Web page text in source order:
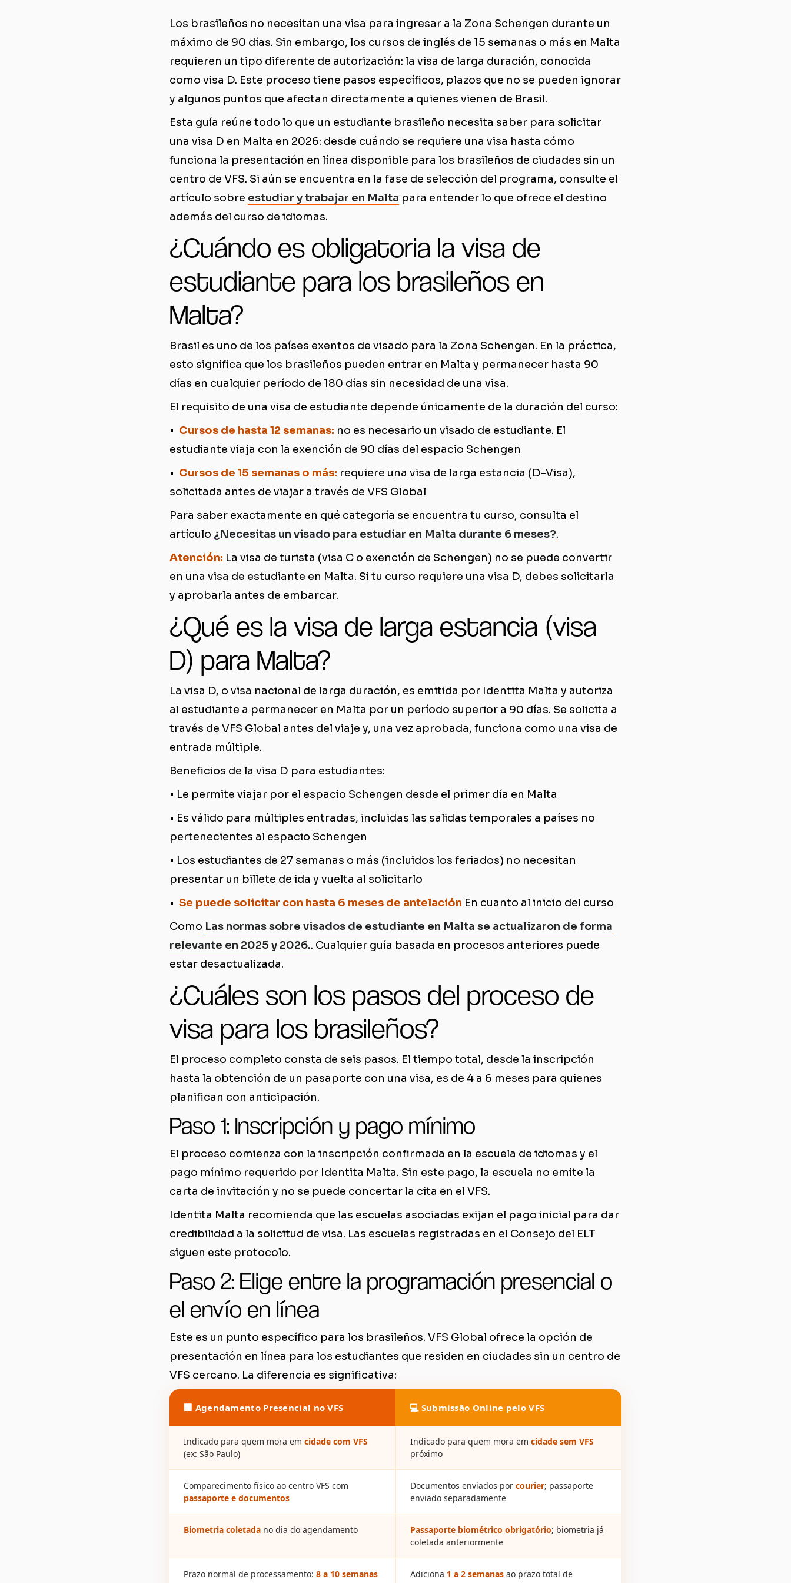
Los brasileños no necesitan una visa para ingresar a la Zona Schengen durante un
máximo de 90 días. Sin embargo, los cursos de inglés de 15 semanas o más en Malta
requieren un tipo diferente de autorización: la visa de larga duración, conocida
como visa D. Este proceso tiene pasos específicos, plazos que no se pueden ignorar
y algunos puntos que afectan directamente a quienes vienen de Brasil.
Esta guía reúne todo lo que un estudiante brasileño necesita saber para solicitar
una visa D en Malta en 2026: desde cuándo se requiere una visa hasta cómo
funciona la presentación en línea disponible para los brasileños de ciudades sin un
centro de VFS. Si aún se encuentra en la fase de selección del programa, consulte el
artículo sobre estudiar y trabajar en Malta para entender lo que ofrece el destino
además del curso de idiomas.
¿Cuándo es obligatoria la visa de
estudiante para los brasileños en
Malta?
Brasil es uno de los países exentos de visado para la Zona Schengen. En la práctica,
esto significa que los brasileños pueden entrar en Malta y permanecer hasta 90
días en cualquier período de 180 días sin necesidad de una visa.
El requisito de una visa de estudiante depende únicamente de la duración del curso:
• Cursos de hasta 12 semanas: no es necesario un visado de estudiante. El
estudiante viaja con la exención de 90 días del espacio Schengen
• Cursos de 15 semanas o más: requiere una visa de larga estancia (D-Visa),
solicitada antes de viajar a través de VFS Global
Para saber exactamente en qué categoría se encuentra tu curso, consulta el
artículo ¿Necesitas un visado para estudiar en Malta durante 6 meses?.
Atención: La visa de turista (visa C o exención de Schengen) no se puede convertir
en una visa de estudiante en Malta. Si tu curso requiere una visa D, debes solicitarla
y aprobarla antes de embarcar.
¿Qué es la visa de larga estancia (visa
D) para Malta?
La visa D, o visa nacional de larga duración, es emitida por Identita Malta y autoriza
al estudiante a permanecer en Malta por un período superior a 90 días. Se solicita a
través de VFS Global antes del viaje y, una vez aprobada, funciona como una visa de
entrada múltiple.
Beneficios de la visa D para estudiantes:
• Le permite viajar por el espacio Schengen desde el primer día en Malta
• Es válido para múltiples entradas, incluidas las salidas temporales a países no
pertenecientes al espacio Schengen
• Los estudiantes de 27 semanas o más (incluidos los feriados) no necesitan
presentar un billete de ida y vuelta al solicitarlo
• Se puede solicitar con hasta 6 meses de antelación En cuanto al inicio del curso
Como Las normas sobre visados de estudiante en Malta se actualizaron de forma
relevante en 2025 y 2026.. Cualquier guía basada en procesos anteriores puede
estar desactualizada.
¿Cuáles son los pasos del proceso de
visa para los brasileños?
El proceso completo consta de seis pasos. El tiempo total, desde la inscripción
hasta la obtención de un pasaporte con una visa, es de 4 a 6 meses para quienes
planifican con anticipación.
Paso 1: Inscripción y pago mínimo
El proceso comienza con la inscripción confirmada en la escuela de idiomas y el
pago mínimo requerido por Identita Malta. Sin este pago, la escuela no emite la
carta de invitación y no se puede concertar la cita en el VFS.
Identita Malta recomienda que las escuelas asociadas exijan el pago inicial para dar
credibilidad a la solicitud de visa. Las escuelas registradas en el Consejo del ELT
siguen este protocolo.
Paso 2: Elige entre la programación presencial o
el envío en línea
Este es un punto específico para los brasileños. VFS Global ofrece la opción de
presentación en línea para los estudiantes que residen en ciudades sin un centro de
VFS cercano. La diferencia es significativa:
Agendamento Presencial no VFS Submissão Online pelo VFS
Indicado para quem mora em cidade com VFS
(ex: São Paulo)
Indicado para quem mora em cidade sem VFS
próximo
Comparecimento físico ao centro VFS com
passaporte e documentos
Documentos enviados por courier; passaporte
enviado separadamente
Biometria coletada no dia do agendamento Passaporte biométrico obrigatório; biometria já
coletada anteriormente
Prazo normal de processamento: 8 a 10 semanas Adiciona 1 a 2 semanas ao prazo total de